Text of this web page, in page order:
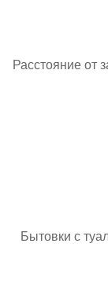
Расстояние от
Бытовки с